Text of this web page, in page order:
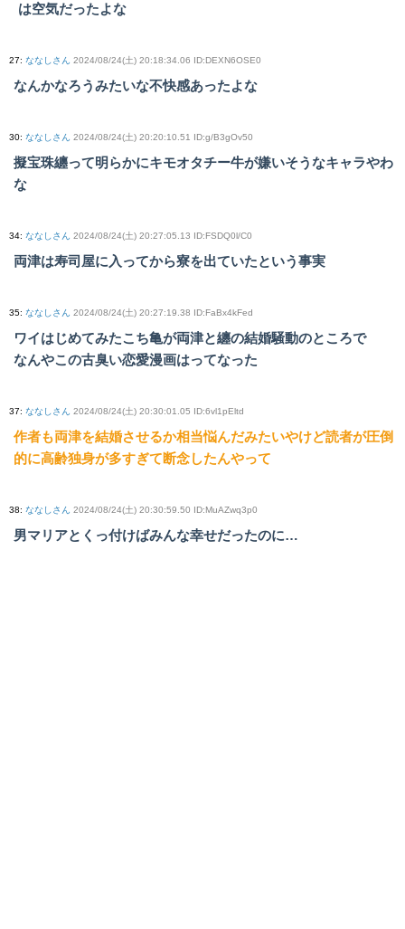
は空気だったよな
27: ななしさん 2024/08/24(土) 20:18:34.06 ID:DEXN6OSE0
なんかなろうみたいな不快感あったよな
30: ななしさん 2024/08/24(土) 20:20:10.51 ID:g/B3gOv50
擬宝珠纏って明らかにキモオタチー牛が嫌いそうなキャラやわ
な
34: ななしさん 2024/08/24(土) 20:27:05.13 ID:FSDQ0l/C0
両津は寿司屋に入ってから寮を出ていたという事実
35: ななしさん 2024/08/24(土) 20:27:19.38 ID:FaBx4kFed
ワイはじめてみたこち亀が両津と纏の結婚騒動のところで
なんやこの古臭い恋愛漫画はってなった
37: ななしさん 2024/08/24(土) 20:30:01.05 ID:6vl1pEltd
作者も両津を結婚させるか相当悩んだみたいやけど読者が圧倒
的に高齢独身が多すぎて断念したんやって
38: ななしさん 2024/08/24(土) 20:30:59.50 ID:MuAZwq3p0
男マリアとくっ付けばみんな幸せだったのに…